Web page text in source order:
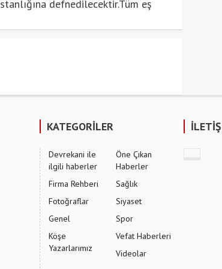
defnedilecektir.Tüm eş
KATEGORİLER
Devrekani ile
ilgili haberler
Firma Rehberi
Fotoğraflar
Genel
Köşe
Yazarlarımız
Öne Çıkan
Haberler
Sağlık
Siyaset
Spor
Vefat Haberleri
Videolar